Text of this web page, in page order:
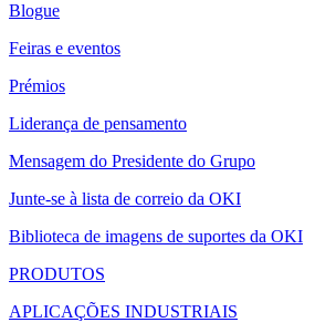
Blogue
Feiras e eventos
Prémios
Liderança de pensamento
Mensagem do Presidente do Grupo
Junte-se à lista de correio da OKI
Biblioteca de imagens de suportes da OKI
PRODUTOS
APLICAÇÕES INDUSTRIAIS